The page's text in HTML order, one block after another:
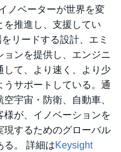
ノベーターが世界を変
を推進し、支援してい
リードする設計、エミ
ョンを提供し、エンジニ
して、より速く、より少
サポートしている。通
宇宙・防衛、自動車、
が、イノベーションを
現するためのグローバル
る。 詳細はKeysight